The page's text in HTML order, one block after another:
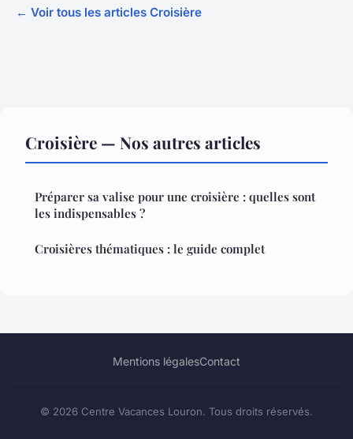
← Voir tous les articles Croisière
Croisière — Nos autres articles
Préparer sa valise pour une croisière : quelles sont
les indispensables ?
Croisières thématiques : le guide complet
Mentions légalesContact
© 2026 Centre Vacances Louron. Tous droits réservés.